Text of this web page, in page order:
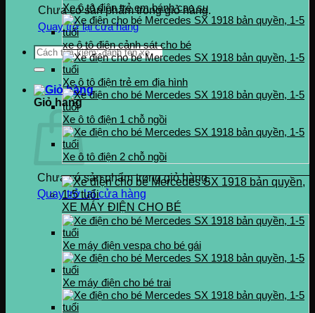
Chưa có sản phẩm trong giỏ hàng.
Quay trở lại cửa hàng
Tìm
kiếm:
Giỏ hàng
Chưa có sản phẩm trong giỏ hàng.
Quay trở lại cửa hàng
Xe ô tô điện trẻ em bánh cao su
xe ô tô điện cảnh sát cho bé
Xe ô tô điện trẻ em địa hình
Xe ô tô điện 1 chỗ ngồi
Xe ô tô điện 2 chỗ ngồi
XE MÁY ĐIỆN CHO BÉ
Xe máy điện vespa cho bé gái
Xe máy điện cho bé trai